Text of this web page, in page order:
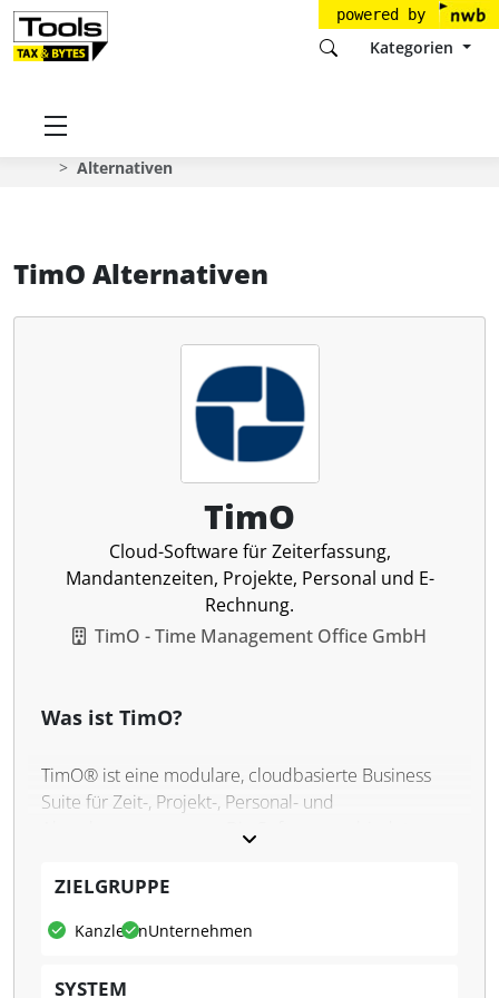
powered by
Kategorien
Startseite
Alternativen
TimO Alternativen
TimO
Cloud-Software für Zeiterfassung,
Mandantenzeiten, Projekte, Personal und E-
Rechnung.
TimO - Time Management Office GmbH
Was ist TimO?
TimO® ist eine modulare, cloudbasierte Business
Suite für Zeit-, Projekt-, Personal- und
Projektmanagement, Projektcontrolling, Urlaubs-
Auslagenerstattung, CRM, Ticketsystem und Faktura.
und abrechenbare Mandantenzeiten
ZIELGRUPPE
KanzleienUnternehmen
SYSTEM